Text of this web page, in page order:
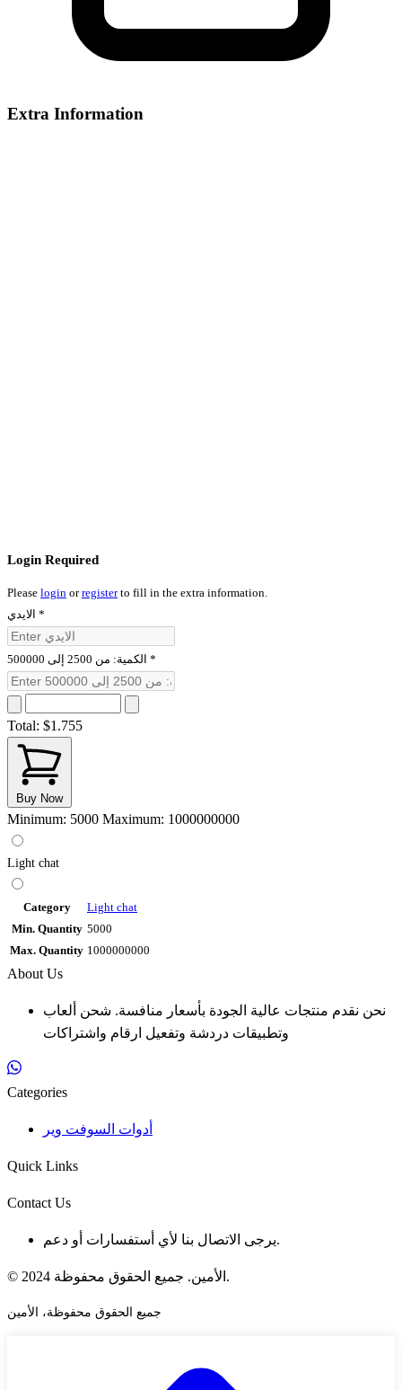
Extra Information
Login Required
Please login orregisterto fill in the extra information.
*
*
Total: $1.755
Buy Now
Minimum: 5000 Maximum: 1000000000
Light chat
Category
Light chat
Min. Quantity 5000
Max. Quantity 1000000000
About Us
نحن نقدم منتجات عالية الجودة بأسعار منافسة. شحن ألعاب
وتطبيقات دردشة وتفعيل ارقام واشتراكات
Categories
أدوات السوفت وير
Quick Links
Contact Us
يرجى الاتصال بنا لأي أستفسارات أو دعم.
© 2024 الأمين. جميع الحقوق محفوظة.
جميع الحقوق محفوظة، الأمين